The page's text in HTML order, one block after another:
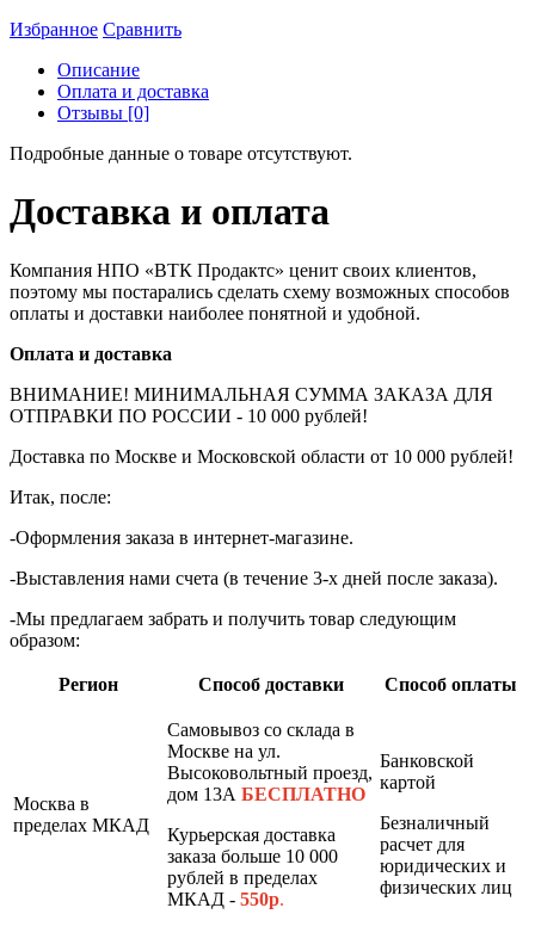
Избранное Сравнить
Описание
Оплата и доставка
Отзывы [0]
Подробные данные о товаре отсутствуют.
Доставка и оплата
Компания НПО «ВТК Продактс» ценит своих клиентов,
поэтому мы постарались сделать схему возможных способов
оплаты и доставки наиболее понятной и удобной.
Оплата и доставка
ВНИМАНИЕ! МИНИМАЛЬНАЯ СУММА ЗАКАЗА ДЛЯ
ОТПРАВКИ ПО РОССИИ - 10 000 рублей!
Доставка по Москве и Московской области от 10 000 рублей!
Итак, после:
-Оформления заказа в интернет-магазине.
-Выставления нами счета (в течение 3-х дней после заказа).
-Мы предлагаем забрать и получить товар следующим
образом:
Регион Способ доставки Способ оплаты
Москва в
пределах МКАД
Самовывоз со склада в
Москве на ул.
Высоковольтный проезд,
дом 13А БЕСПЛАТНО
Курьерская доставка
заказа больше 10 000
рублей в пределах
МКАД - 550р.
Банковской
картой
Безналичный
расчет для
юридических и
физических лиц